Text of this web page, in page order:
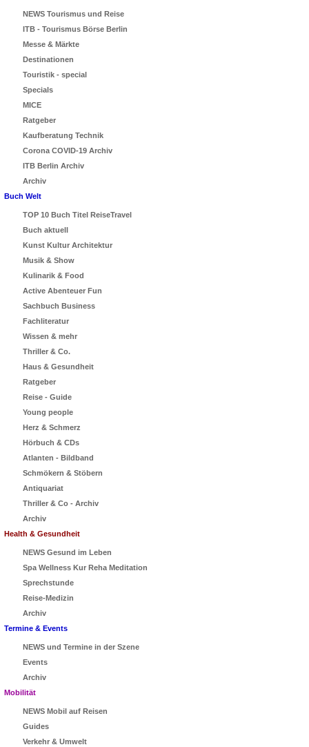
NEWS Tourismus und Reise
ITB - Tourismus Börse Berlin
Messe & Märkte
Destinationen
Touristik - special
Specials
MICE
Ratgeber
Kaufberatung Technik
Corona COVID-19 Archiv
ITB Berlin Archiv
Archiv
Buch Welt
TOP 10 Buch Titel ReiseTravel
Buch aktuell
Kunst Kultur Architektur
Musik & Show
Kulinarik & Food
Active Abenteuer Fun
Sachbuch Business
Fachliteratur
Wissen & mehr
Thriller & Co.
Haus & Gesundheit
Ratgeber
Reise - Guide
Young people
Herz & Schmerz
Hörbuch & CDs
Atlanten - Bildband
Schmökern & Stöbern
Antiquariat
Thriller & Co - Archiv
Archiv
Health & Gesundheit
NEWS Gesund im Leben
Spa Wellness Kur Reha Meditation
Sprechstunde
Reise-Medizin
Archiv
Termine & Events
NEWS und Termine in der Szene
Events
Archiv
Mobilität
NEWS Mobil auf Reisen
Guides
Verkehr & Umwelt